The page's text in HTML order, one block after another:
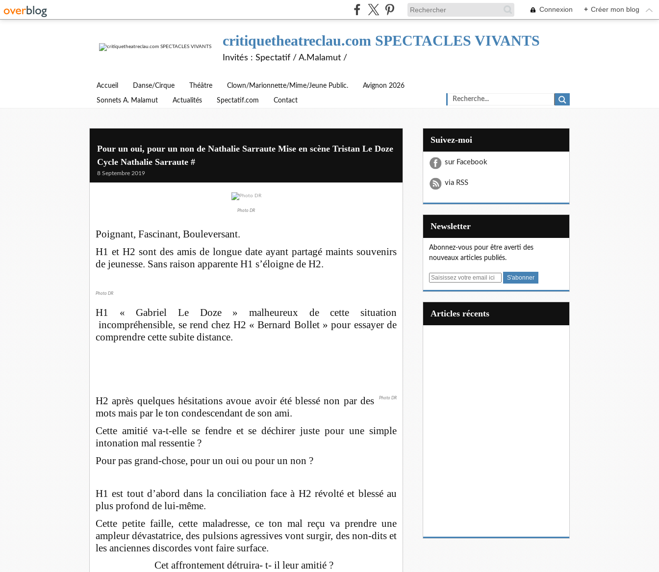
Connexion + Créer mon blog
critiquetheatreclau.com SPECTACLES VIVANTS
Invités : Spectatif / A.Malamut /
Accueil Danse/Cirque Théâtre Clown/Marionnette/Mime/Jeune Public. Avignon 2026
Sonnets A. Malamut Actualités Spectatif.com Contact
Pour un oui, pour un non de Nathalie Sarraute Mise en scène Tristan Le Doze
Cycle Nathalie Sarraute #
8 Septembre 2019
Photo DR
Poignant, Fascinant, Bouleversant.
H1 et H2 sont des amis de longue date ayant partagé maints souvenirs
de jeunesse. Sans raison apparente H1 s’éloigne de H2.
Photo DR
H1 « Gabriel Le Doze » malheureux de cette situation
incompréhensible, se rend chez H2 « Bernard Bollet » pour essayer de
comprendre cette subite distance.
Photo DR
H2 après quelques hésitations avoue avoir été blessé non par des
mots mais par le ton condescendant de son ami.
Cette amitié va-t-elle se fendre et se déchirer juste pour une simple
intonation mal ressentie ?
Pour pas grand-chose, pour un oui ou pour un non ?
H1 est tout d’abord dans la conciliation face à H2 révolté et blessé au
plus profond de lui-même.
Cette petite faille, cette maladresse, ce ton mal reçu va prendre une
ampleur dévastatrice, des pulsions agressives vont surgir, des non-dits et
les anciennes discordes vont faire surface.
Cet affrontement détruira- t- il leur amitié ?
Suivez-moi
sur Facebook
via RSS
Newsletter
Abonnez-vous pour être averti des
nouveaux articles publiés.
E
articles récents